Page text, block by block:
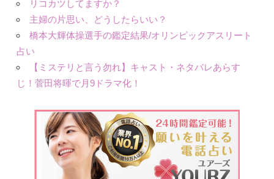
リコカツしてますか？
主婦の片思い、どうしたらいい？
橋本大輝体操選手の鑑定結果/オリンピックアスリート
占い
【ミステリと言う勿れ】キャスト・ネタバレあらす
じ！菅田将暉で月9ドラマ化！